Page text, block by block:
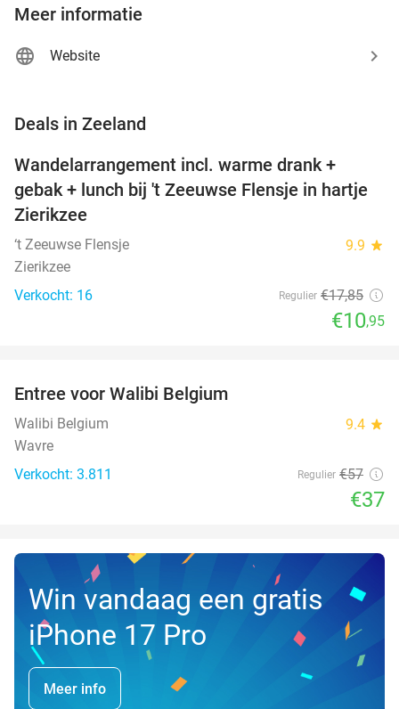
Meer informatie
Website
Deals in Zeeland
TODAY
Wandelarrangement incl. warme drank +
gebak + lunch bij 't Zeeuwse Flensje in hartje
Zierikzee
‘t Zeeuwse Flensje 9.9 star
Zierikzee
Verkocht: 16
Regulier €17,85
€10,95
Entree voor Walibi Belgium
Walibi Belgium 9.4 star
Wavre
Verkocht: 3.811
Regulier €57
€37
Win vandaag een gratis
iPhone 17 Pro
Meer info